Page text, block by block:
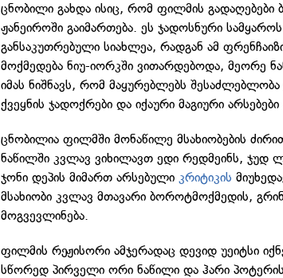
ცნობილი გახდა ისიც, რომ ფილმის გადაღებები
ჟანეიროში გაიმართება. ეს ჯადოსნური
განსაკუთრებული სიახლეა, რადგან ამ
მოქმედება ნიუ-იორკში ვითარდებოდა, მეორე
იმას ნიშნავს, რომ მაყურებლებს
ქვეყნის ჯადოქრები და იქაური მაგიური
ცნობილია ფილმში მონაწილე მსახიობების
ნაწილში კვლავ ვიხილავთ ედი რედმეინს, ჯუდ
ჯონი დეპის მიმართ არსებულიკრიტიკის
მსახიობი კვლავ მთავარი ბოროტმოქმედის,
მოგვევლინება.
ფილმის რეჟისორი ამჯერადაც დევიდ უეიტსი
სწორედ პირველი ორი ნაწილი და ჰარი პოტერის